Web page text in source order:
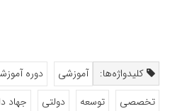
کلیدواژه‌ها: آموزشی دوره
تخصصی
توسعه دولتی جهاد